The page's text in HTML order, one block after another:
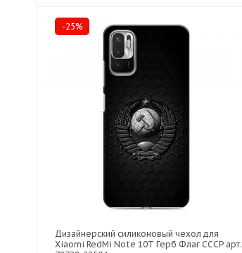
-25%
Дизайнерский силиконовый чехол для
Xiaomi RedMi Note 10T Герб Флаг СССР арт: